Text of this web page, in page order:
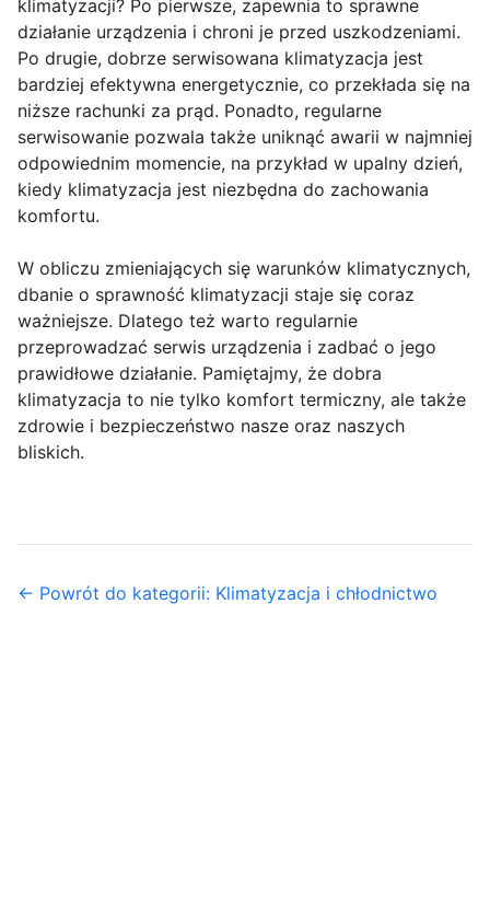
klimatyzacji? Po pierwsze, zapewnia to sprawne
działanie urządzenia i chroni je przed uszkodzeniami.
Po drugie, dobrze serwisowana klimatyzacja jest
bardziej efektywna energetycznie, co przekłada się na
niższe rachunki za prąd. Ponadto, regularne
serwisowanie pozwala także uniknąć awarii w najmniej
odpowiednim momencie, na przykład w upalny dzień,
kiedy klimatyzacja jest niezbędna do zachowania
komfortu.
W obliczu zmieniających się warunków klimatycznych,
dbanie o sprawność klimatyzacji staje się coraz
ważniejsze. Dlatego też warto regularnie
przeprowadzać serwis urządzenia i zadbać o jego
prawidłowe działanie. Pamiętajmy, że dobra
klimatyzacja to nie tylko komfort termiczny, ale także
zdrowie i bezpieczeństwo nasze oraz naszych
bliskich.
← Powrót do kategorii: Klimatyzacja i chłodnictwo